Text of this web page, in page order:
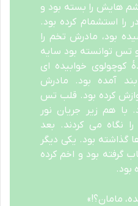
هایش را بسته بود و
را استشمام کرده بود.
بود، مادرش تخم را
و تس توانسته بود سایه
کوچولوی خوابیده ای
آمده بود. مادرش
کرده بود. قلب تس
هم زیر جریان نور
نگاه می کردند. بعد
گذاشته بود. یکی دیگر
گرفته بود و اخم کرده
بود.
مامان؟!»